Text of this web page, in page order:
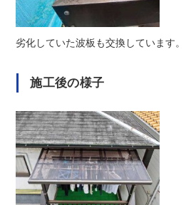
劣化していた波板も交換しています。
施工後の様子